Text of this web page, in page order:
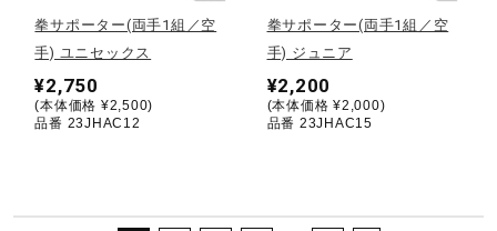
取扱店一覧
拳サポーター(両手1組／空
手) ユニセックス
¥2,750
(本体価格 ¥2,500)
品番 23JHAC12
拳サポーター(両手1組／空
手) ジュニア
¥2,200
(本体価格 ¥2,000)
品番 23JHAC15